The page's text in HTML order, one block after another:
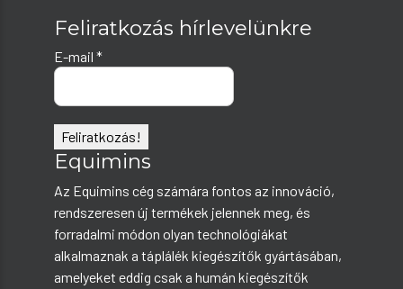
Feliratkozás hírlevelünkre
E-mail *
Equimins
Az Equimins cég számára fontos az innováció,
rendszeresen új termékek jelennek meg, és
forradalmi módon olyan technológiákat
alkalmaznak a táplálék kiegészítők gyártásában,
amelyeket eddig csak a humán kiegészítők